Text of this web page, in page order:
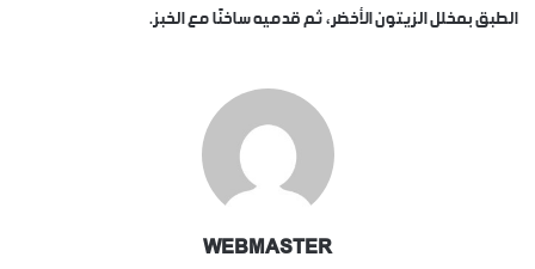
الطبق بمخلل الزيتون الأخضر، ثم قدميه ساخنًا مع الخبز.
WEBMASTER